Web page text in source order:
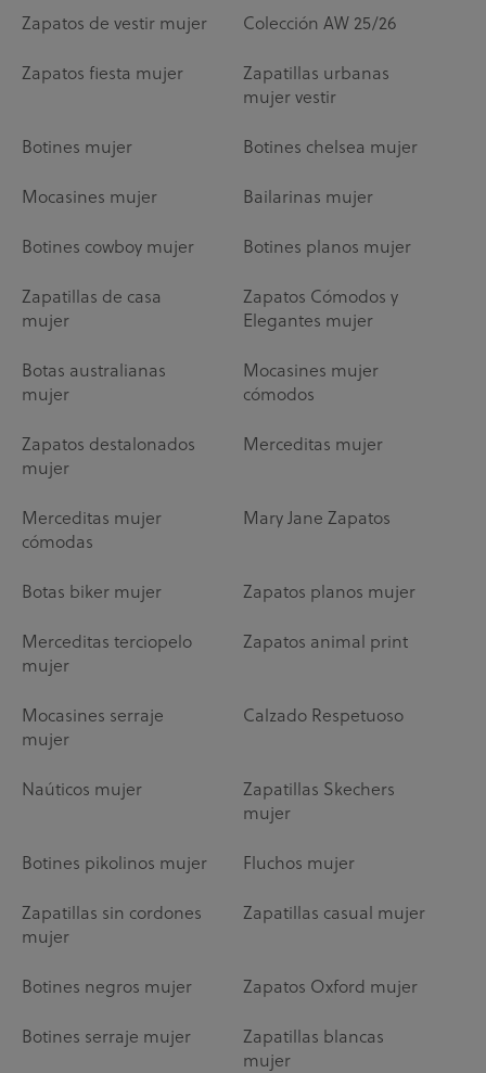
Zapatos de vestir mujer Colección AW 25/26
Zapatos fiesta mujer
Zapatillas urbanas
mujer vestir
Botines mujer Botines chelsea mujer
Mocasines mujer Bailarinas mujer
Botines cowboy mujer Botines planos mujer
Zapatillas de casa
mujer
Zapatos Cómodos y
Elegantes mujer
Botas australianas
mujer
Mocasines mujer
cómodos
Zapatos destalonados
mujer
Merceditas mujer
Merceditas mujer
cómodas
Mary Jane Zapatos
Botas biker mujer Zapatos planos mujer
Merceditas terciopelo
mujer
Zapatos animal print
Mocasines serraje
mujer
Calzado Respetuoso
Naúticos mujer
Zapatillas Skechers
mujer
Botines pikolinos mujer Fluchos mujer
Zapatillas sin cordones
mujer
Zapatillas casual mujer
Botines negros mujer Zapatos Oxford mujer
Botines serraje mujer
Zapatillas blancas
mujer